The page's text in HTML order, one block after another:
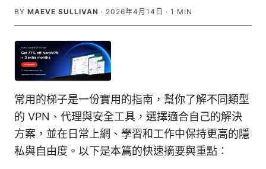
BY MAEVE SULLIVAN · 2026年4月14日 · 1 MIN
常用的梯子是一份實用的指南，幫你了解不同類型
的 VPN、代理與安全工具，選擇適合自己的解決
方案，並在日常上網、學習和工作中保持更高的隱
私與自由度。以下是本篇的快速摘要與重點：